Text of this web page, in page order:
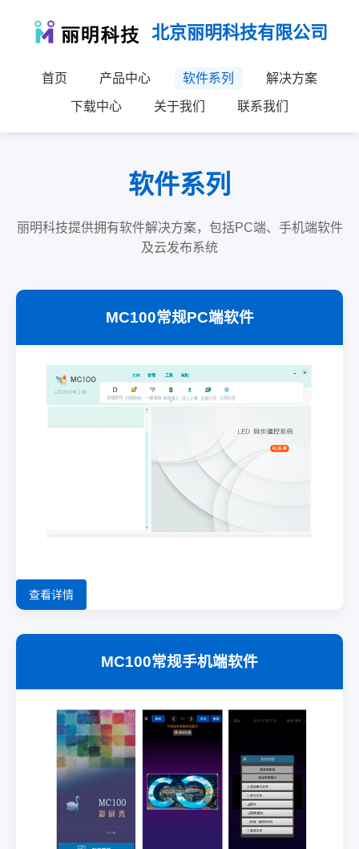
北京丽明科技有限公司
首页 产品中心 软件系列 解决方案
下载中心 关于我们 联系我们
软件系列
丽明科技提供拥有软件解决方案，包括PC端、手机端软件
及云发布系统
MC100常规PC端软件
查看详情
MC100常规手机端软件